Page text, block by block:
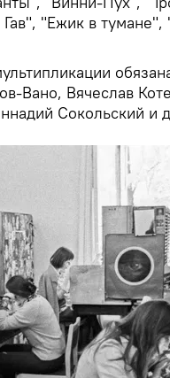
"Ежик в
Вано, Вячеслав
Сокольский и